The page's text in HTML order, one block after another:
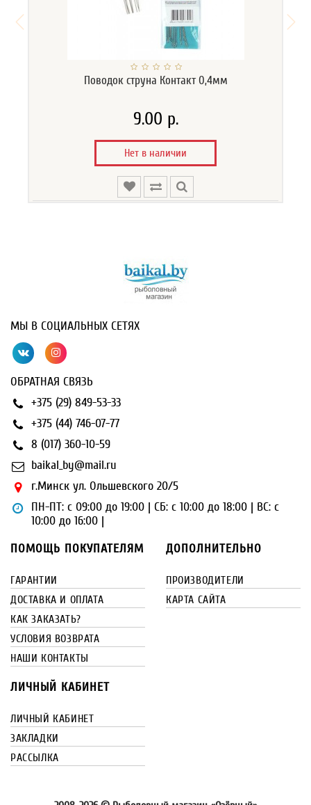
Поводок струна Контакт 0,4мм
9.00 р.
Нет в наличии
МЫ В СОЦИАЛЬНЫХ СЕТЯХ
ОБРАТНАЯ СВЯЗЬ
+375 (29) 849-53-33
+375 (44) 746-07-77
8 (017) 360-10-59
baikal_by@mail.ru
г.Минск ул. Ольшевского 20/5
ПН-ПТ: с 09:00 до 19:00 | СБ: с 10:00 до 18:00 | ВС: с
10:00 до 16:00 |
ПОМОЩЬ ПОКУПАТЕЛЯМ
ГАРАНТИИ
ДОСТАВКА И ОПЛАТА
КАК ЗАКАЗАТЬ?
УСЛОВИЯ ВОЗВРАТА
НАШИ КОНТАКТЫ
ДОПОЛНИТЕЛЬНО
ПРОИЗВОДИТЕЛИ
КАРТА САЙТА
ЛИЧНЫЙ КАБИНЕТ
ЛИЧНЫЙ КАБИНЕТ
ЗАКЛАДКИ
РАССЫЛКА